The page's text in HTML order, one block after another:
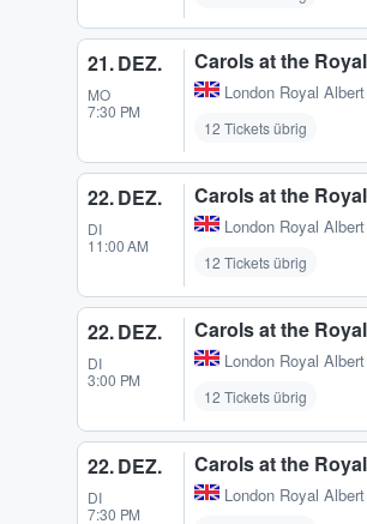
21. DEZ.
MO
7:30 PM
Carols at the
London Royal
12 Tickets übrig
22. DEZ.
DI
11:00 AM
Carols at the
London Royal
12 Tickets übrig
22. DEZ.
DI
3:00 PM
Carols at the
London Royal
12 Tickets übrig
22. DEZ.
DI
7:30 PM
Carols at the
London Royal